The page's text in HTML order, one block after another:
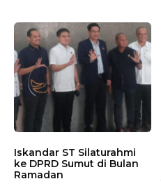
Iskandar ST Silaturahmi
ke DPRD Sumut di Bulan
Ramadan